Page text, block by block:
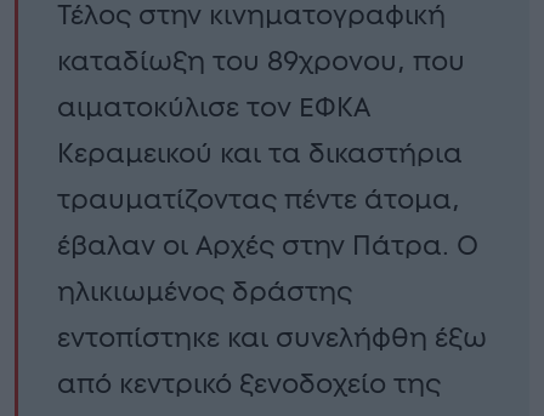
Τέλος στην κινηματογραφική
καταδίωξη του 89χρονου, που
αιματοκύλισε τον ΕΦΚΑ
Κεραμεικού και τα δικαστήρια
τραυματίζοντας πέντε άτομα,
έβαλαν οι Αρχές στην Πάτρα. Ο
ηλικιωμένος δράστης
εντοπίστηκε και συνελήφθη έξω
από κεντρικό ξενοδοχείο της